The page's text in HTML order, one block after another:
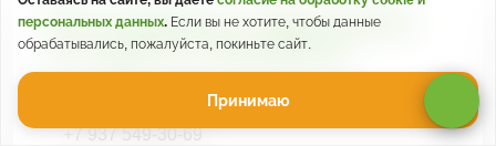
Есть вопросы? Подскажем
по турам из Копейска!
+7 937 549-30-69
персональных данных. Если вы не хотите, чтобы данные
обрабатывались, пожалуйста, покиньте сайт.
Принимаю